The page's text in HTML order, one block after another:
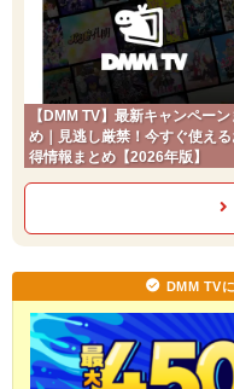
【DMM TV】最新キャンペーン
め｜見逃し厳禁！今すぐ使え
得情報まとめ【2026年版】
DMM TV